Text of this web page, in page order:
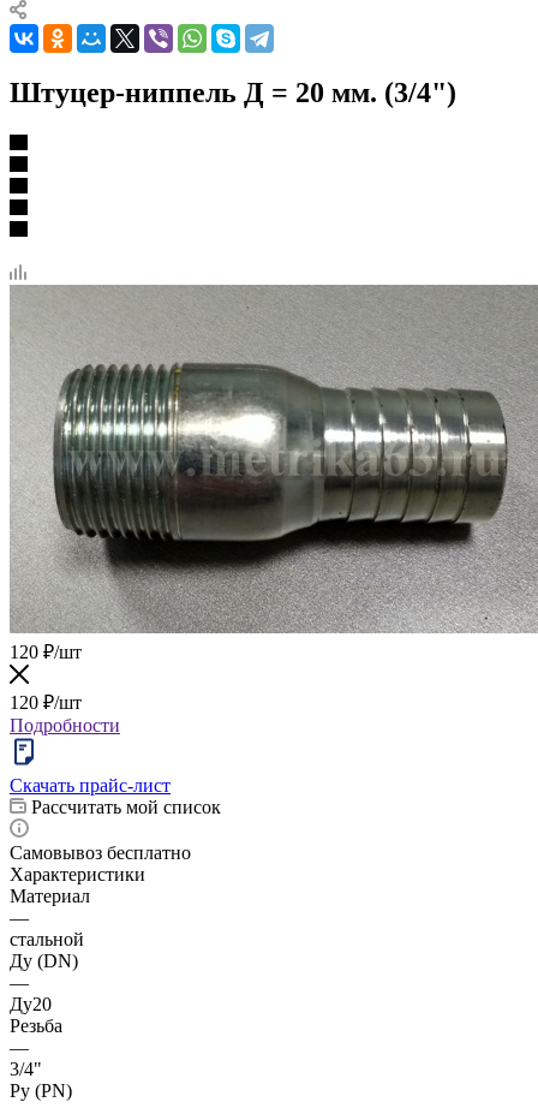
Штуцер-ниппель Д = 20 мм. (3/4")
120 ₽/шт
120 ₽/шт
Подробности
Скачать прайс-лист
Рассчитать мой список
Самовывоз бесплатно
Характеристики
Материал
—
стальной
Ду (DN)
—
Ду20
Резьба
—
3/4"
Ру (PN)